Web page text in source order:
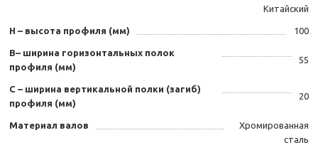
Китайский
Н – высота профиля (мм) 100
B– ширина горизонтальных полок
профиля (мм)
55
С – ширина вертикальной полки (загиб)
профиля (мм)
20
Материал валов
Хромированная
сталь